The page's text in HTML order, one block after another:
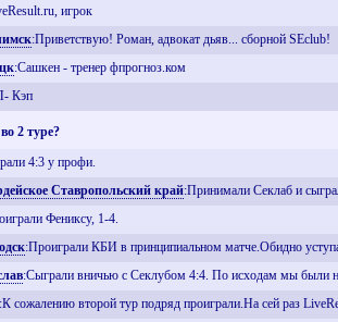
игрок
:Приветствую! Роман, адвокат дьяв... сборной SEclub!
:Сашкен - тренер фпрогноз.ком
Кэп
2 туре?
4:3 у профи.
Ставропольский край:Принимали Секлаб и
Фениксу, 1-4.
:Проиграли КБИ в принципиальном матче.Обидно
:Сыграли вничью с Секлубом 4:4. По исходам мы были
:К сожалению второй тур подряд проиграли.На сей раз